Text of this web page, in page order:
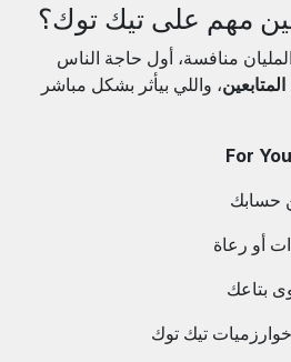
مهم على تيك توك؟
منافسة، أول حاجة الناس
، واللي بيأثر بشكل مباشر
For You
حسابك
أو رعاة
بتاعك
تيك توك